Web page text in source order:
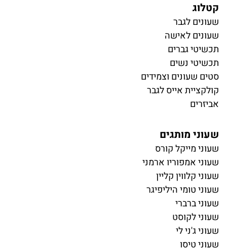
קטלוג
שעונים לגבר
שעונים לאישה
תכשיטי גברים
תכשיטי נשים
סטים שעונים וצמידים
קולקציית אייס לגבר
אביזרים
שעוני מותגים
שעוני מייקל קורס
שעוני אמפוריו ארמני
שעוני קלווין קליין
שעוני טומי היליפיגר
שעוני ברברי
שעוני לקוסט
שעוני ג'ני לי
שעוני טיסו